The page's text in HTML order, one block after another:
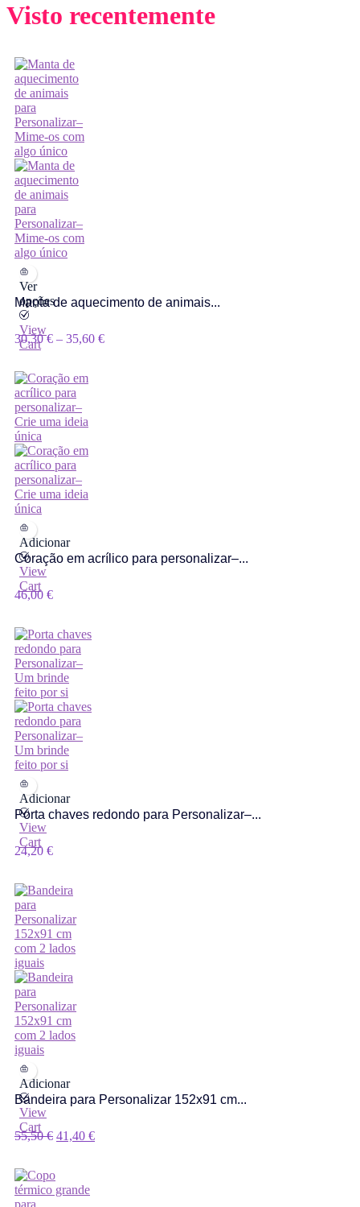
Visto recentemente
Ver
opções
View
Cart
Manta de aquecimento de animais...
30,30€ – 35,60 €Price
Adicionar
View
Cart
Coração em acrílico para personalizar–...
46,00 €
Adicionar
View
Cart
Porta chaves redondo para Personalizar–...
24,20 €
Adicionar
View
Cart
Bandeira para Personalizar 152x91 cm...
55,50€ O
55,50 €.
41,40 €O